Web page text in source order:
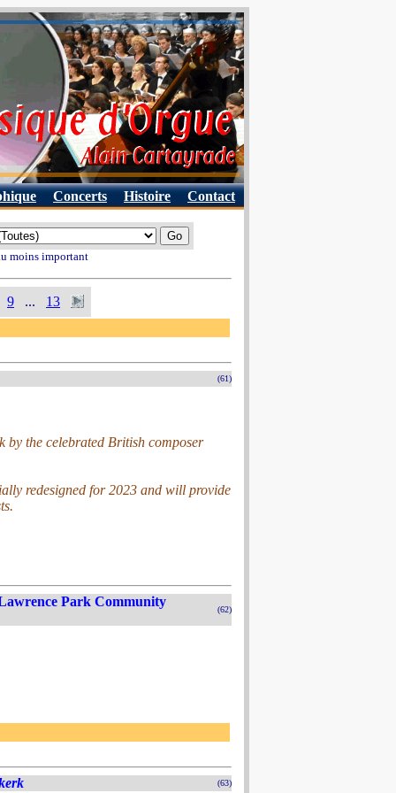
Concerts Histoire Contact
moins important
9 ... 13
(61)
the celebrated British composer
redesigned for 2023 and will provide
Park Community
(62)
(63)